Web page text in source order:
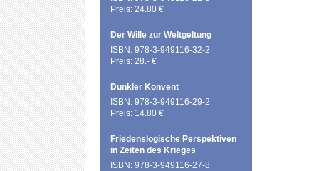
Preis: 24.80 €
Der Wille zur Weltgeltung
ISBN: 978-3-949116-32-2
Preis: 28.- €
Dunkler Konvent
ISBN: 978-3-949116-29-2
Preis: 14.80 €
Friedenslogische Perspektiven
in Zeiten des Krieges
ISBN: 978-3-949116-27-8